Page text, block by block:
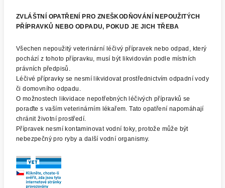
ZVLÁŠTNÍ OPATŘENÍ PRO ZNEŠKODŇOVÁNÍ NEPOUŽITÝCH
PŘÍPRAVKŮ NEBO ODPADU, POKUD JE JICH TŘEBA
Všechen nepoužitý veterinární léčivý přípravek nebo odpad, který
pochází z tohoto přípravku, musí být likvidován podle místních
právních předpisů.
Léčivé přípravky se nesmí likvidovat prostřednictvím odpadní vody
či domovního odpadu.
O možnostech likvidace nepotřebných léčivých přípravků se
poraďte s vaším veterinárním lékařem. Tato opatření napomáhají
chránit životní prostředí.
Přípravek nesmí kontaminovat vodní toky, protože může být
nebezpečný pro ryby a další vodní organismy.